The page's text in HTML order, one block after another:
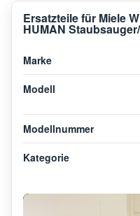
Ersatzteile für Miele
HUMAN
Marke
Modell
Modellnummer
Kategorie